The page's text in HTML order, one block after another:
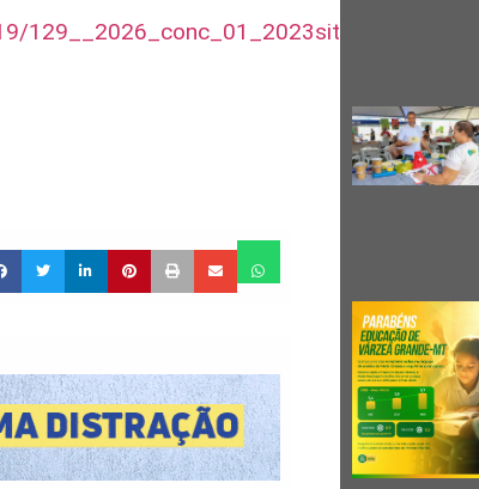
129__2026_conc_01_2023site_ok_okok.pdf